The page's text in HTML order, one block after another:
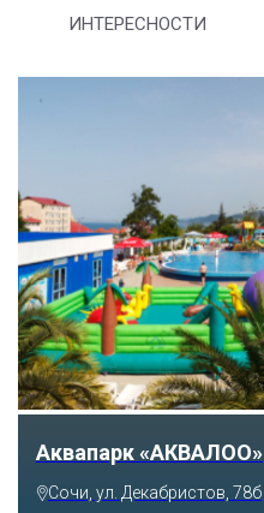
ИНТЕРЕСНОСТИ
Аквапарк «АКВАЛОО»
Сочи, ул. Декабристов, 78б